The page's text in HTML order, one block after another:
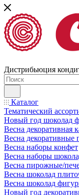
Дистрибьюция
Каталог
Тематический
Новый год шоколад
Весна декоративная
Весна декоративные
Весна наборы конфет
Весна наборы
Весна пирожные/
Весна шоколад
Весна шоколад
Новый год